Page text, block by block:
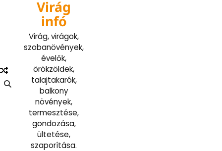
Virág
infó
Virág, virágok,
szobanövények,
évelők,
örökzöldek,
talajtakarók,
balkony
növények,
termesztése,
gondozása,
ültetése,
szaporítása.